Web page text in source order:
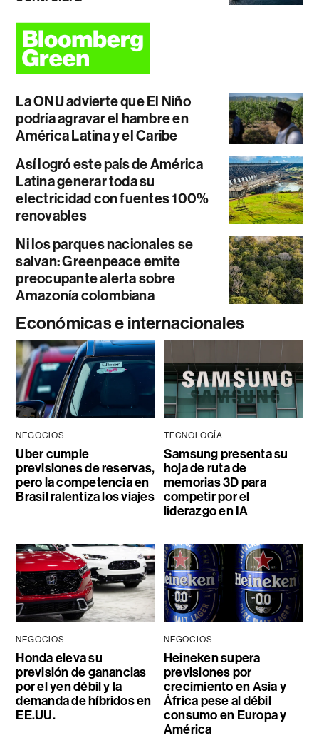
La ONU advierte que El Niño
podría agravar el hambre en
América Latina y el Caribe
Así logró este país de América
Latina generar toda su
electricidad con fuentes 100%
renovables
Ni los parques nacionales se
salvan: Greenpeace emite
preocupante alerta sobre
Amazonía colombiana
Económicas e internacionales
NEGOCIOS
Uber cumple
previsiones de reservas,
pero la competencia en
Brasil ralentiza los viajes
TECNOLOGÍA
Samsung presenta su
hoja de ruta de
memorias 3D para
competir por el
liderazgo en IA
NEGOCIOS
Honda eleva su
previsión de ganancias
por el yen débil y la
demanda de híbridos en
EE.UU.
NEGOCIOS
Heineken supera
previsiones por
crecimiento en Asia y
África pese al débil
consumo en Europa y
América